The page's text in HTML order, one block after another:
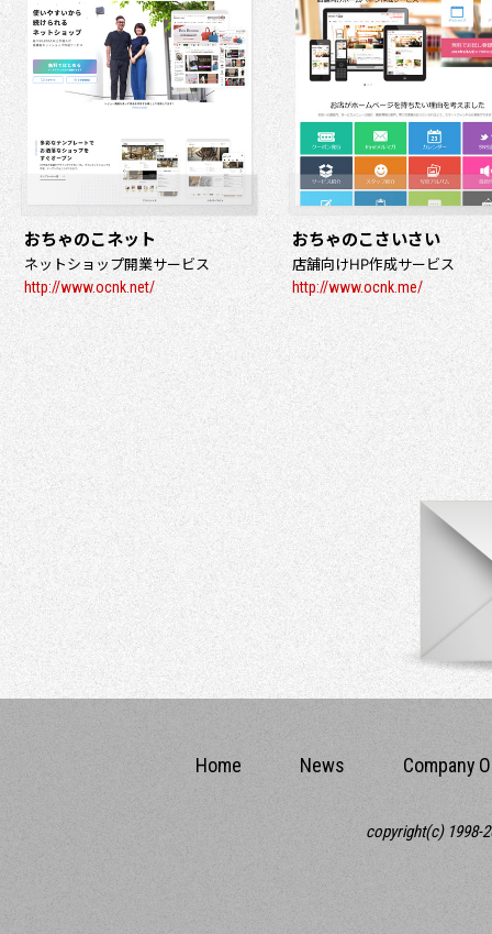
おちゃのこネット
ネットショップ開業サービス
http://www.ocnk.net/
おちゃのこさいさい
店舗向けHP作成サービス
http://www.ocnk.me/
Home News Company
copyright(c) 1998-